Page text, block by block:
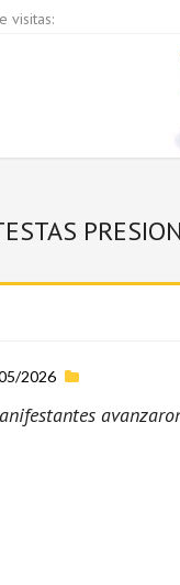
visitas:
2026